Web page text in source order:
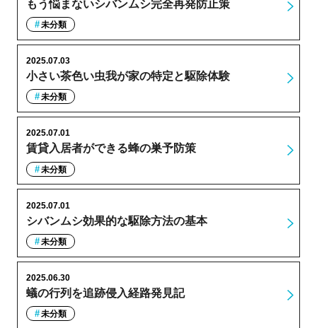
もう悩まないシバンムシ完全再発防止策
未分類
小さい茶色い虫我が家の特定と駆除体験
2025.07.03
未分類
賃貸入居者ができる蜂の巣予防策
2025.07.01
未分類
シバンムシ効果的な駆除方法の基本
2025.07.01
未分類
蟻の行列を追跡侵入経路発見記
2025.06.30
未分類